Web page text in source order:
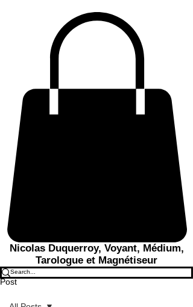
Nicolas Duquerroy, Voyant, Médium,
Tarologue et Magnétiseur
Post